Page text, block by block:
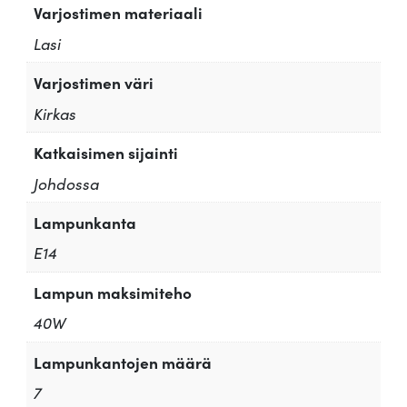
Varjostimen materiaali
Lasi
Varjostimen väri
Kirkas
Katkaisimen sijainti
Johdossa
Lampunkanta
E14
Lampun maksimiteho
40W
Lampunkantojen määrä
7